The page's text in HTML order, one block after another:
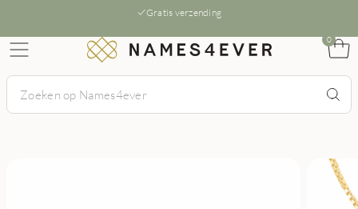
Gratis verzending
0